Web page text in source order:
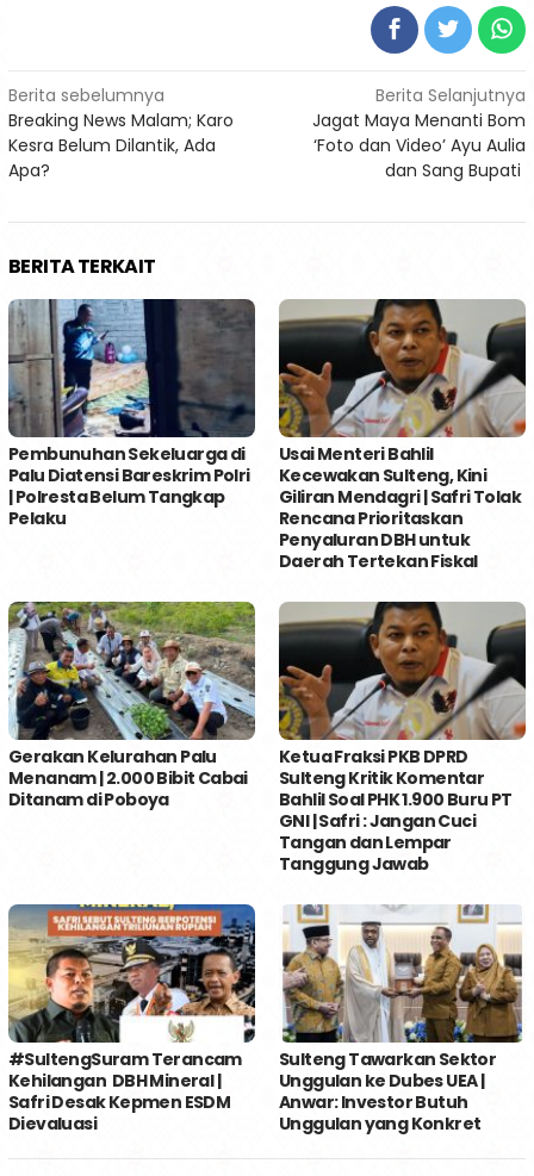
Navigasi
pos
Berita sebelumnya
Breaking News Malam; Karo
Kesra Belum Dilantik, Ada
Apa?
Berita Selanjutnya
Jagat Maya Menanti Bom
‘Foto dan Video’ Ayu Aulia
dan Sang Bupati
BERITA TERKAIT
Pembunuhan Sekeluarga di
Palu Diatensi Bareskrim Polri
| Polresta Belum Tangkap
Pelaku
Usai Menteri Bahlil
Kecewakan Sulteng, Kini
Giliran Mendagri | Safri Tolak
Rencana Prioritaskan
Penyaluran DBH untuk
Daerah Tertekan Fiskal
Gerakan Kelurahan Palu
Menanam | 2.000 Bibit Cabai
Ditanam di Poboya
Ketua Fraksi PKB DPRD
Sulteng Kritik Komentar
Bahlil Soal PHK 1.900 Buru PT
GNI | Safri : Jangan Cuci
Tangan dan Lempar
Tanggung Jawab
#SultengSuram Terancam
Kehilangan DBH Mineral |
Safri Desak Kepmen ESDM
Dievaluasi
Sulteng Tawarkan Sektor
Unggulan ke Dubes UEA |
Anwar: Investor Butuh
Unggulan yang Konkret